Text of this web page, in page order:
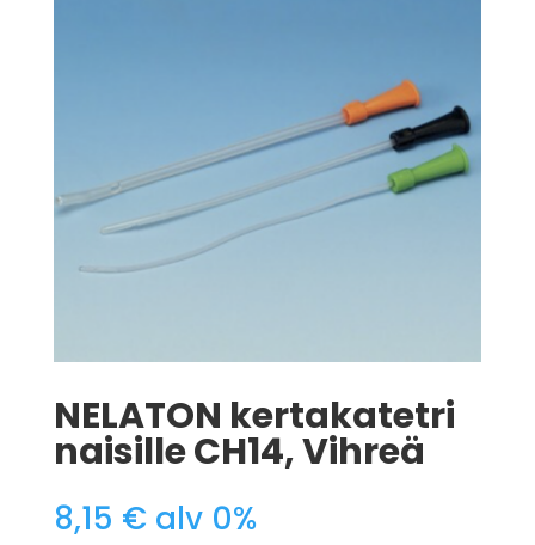
NELATON kertakatetri
naisille CH14, Vihreä
8,15 € alv 0%